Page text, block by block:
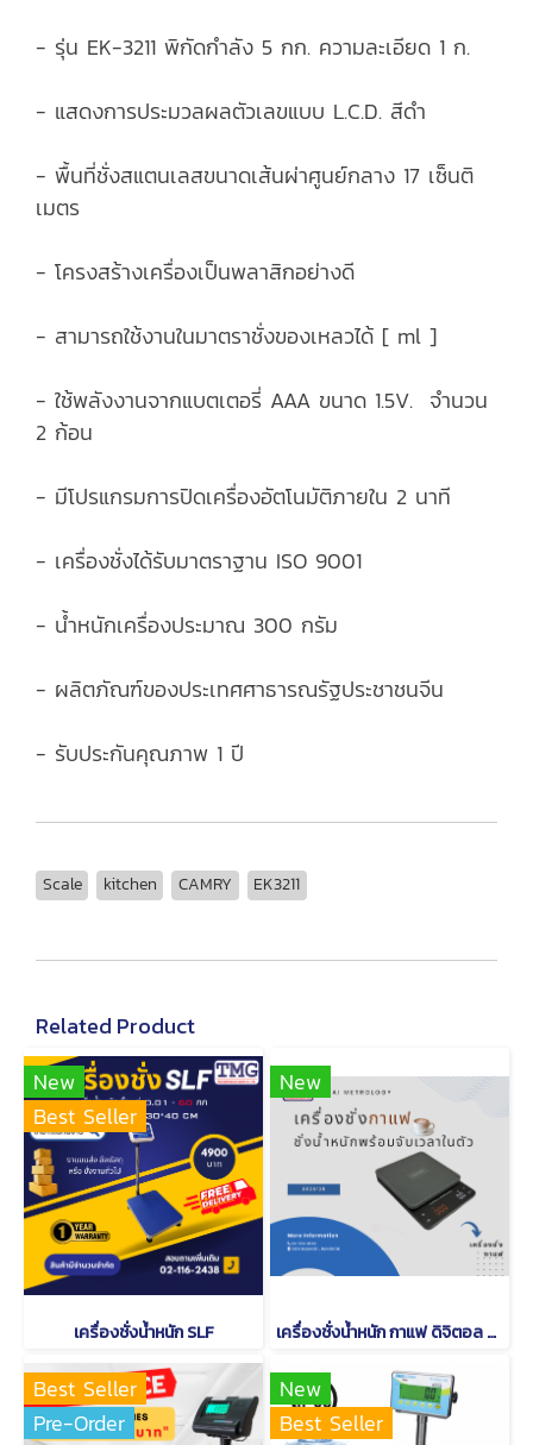
- รุ่น EK-3211 พิกัดกำลัง 5 กก. ความละเอียด 1 ก.
- แสดงการประมวลผลตัวเลขแบบ L.C.D. สีดำ
- พื้นที่ชั่งสแตนเลสขนาดเส้นผ่าศูนย์กลาง 17 เซ็นติ
เมตร
- โครงสร้างเครื่องเป็นพลาสิกอย่างดี
- สามารถใช้งานในมาตราชั่งของเหลวได้ [ ml ]
- ใช้พลังงานจากแบตเตอรี่ AAA ขนาด 1.5V. จำนวน
2 ก้อน
- มีโปรแกรมการปิดเครื่องอัตโนมัติภายใน 2 นาที
- เครื่องชั่งได้รับมาตราฐาน ISO 9001
- น้ำหนักเครื่องประมาณ 300 กรัม
- ผลิตภัณฑ์ของประเทศศาธารณรัฐประชาชนจีน
- รับประกันคุณภาพ 1 ปี
Scale kitchen CAMRY EK3211
Related Product
New
Best Seller
เครื่องชั่งน้ำหนัก SLF
New
เครื่องชั่งน้ำหนัก กาแฟ ดิจิตอล CAMRY EK 2912 R
Best Seller
Pre-Order
New
Best Seller